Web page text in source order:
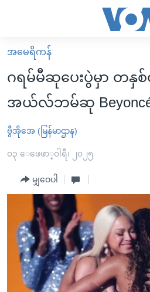
လွယ်ကူ
စေ
များ
ပင်မ
ကြည့်
ပင်မ
မူလစာမျက်နှာ
မြန်မာ
ကမ္ဘာ့သတင်းများ
နိုင်ငံတကာ
အစ္စရေး-ပါလက်စတိုင်း
ဗွီဒီယို
သတင်းလွတ်လပ်ခွင့်
အင်္ဂလိပ်စာလေ့လာမယ်
အမေရိကန်သုံးအီဒီယံ
မကြေးမုံရဲ့ အင်္ဂလိပ်စာ
ရုပ်ရှင်ထဲက အင်္ဂလိပ်စာ
သုတပဒေသာ အင်္ဂလိပ်စာ
အပတ်စဉ်ကဏ္ဍများ
ရေဒီယို
တီဗွီ
ရေဒီယိုနှင့်ရုပ်သံ အချက်အလက်များ
ရေဒီယို/တီဗွီအစီအစဉ်
Learning English
အမေရိကန်
ဂရမ်မီဆုပေးပွဲမှာ တနှ
အယ်လ်ဘမ်ဆု
ဗွီအိုအေ (မြန်မာဌာန)
၀၃ ေဖေဖာ္၀ါရီ၊ ၂၀၂၅
မျှဝေပါ